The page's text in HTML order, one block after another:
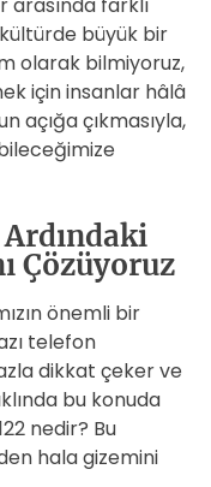
büyük bir
olarak bilmiyoruz,
için insanlar hâlâ
açığa çıkmasıyla,
Çözüyoruz
önemli bir
telefon
dikkat çeker ve
bu konuda
nedir? Bu
hala gizemini